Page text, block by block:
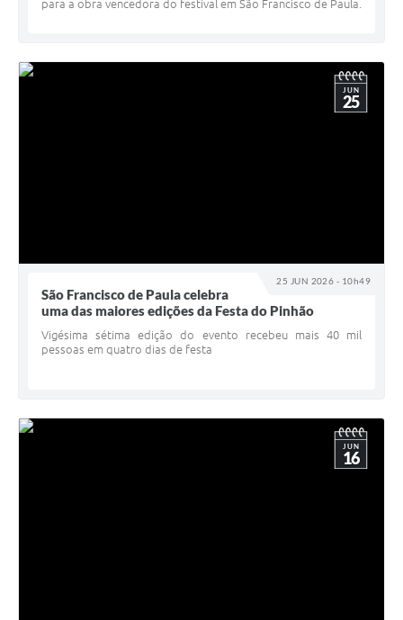
para a obra vencedora do festival em São Francisco de Paula.
25 JUN 2026 - 10h49
JUN
25
São Francisco de Paula celebra
uma das maiores edições da Festa do Pinhão
Vigésima sétima edição do evento recebeu mais 40 mil
pessoas em quatro dias de festa
JUN
16